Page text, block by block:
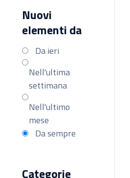
Nuovi
elementi da
Da ieri
Nell'ultima
settimana
Nell'ultimo
mese
Da sempre
Categorie